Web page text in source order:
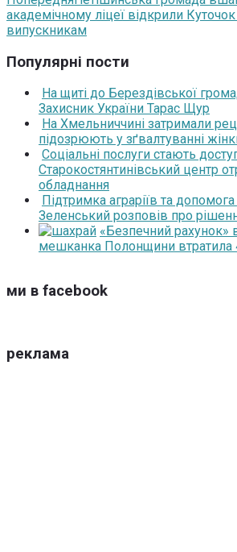
академічному ліцеї відкрили
випускникам
Популярні пости
На щиті до Берездівської
Захисник України Тарас Щур
На Хмельниччині затримали
підозрюють у зґвалтуванні
Соціальні послуги стають
Старокостянтинівський центр
обладнання
Підтримка аграріїв та
Зеленський розповів про
«Безпечний рахунок»
мешканка Полонщини втратила
ми в facebook
реклама